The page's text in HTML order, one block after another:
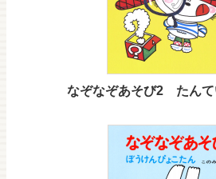
なぞなぞあそび2 たんて